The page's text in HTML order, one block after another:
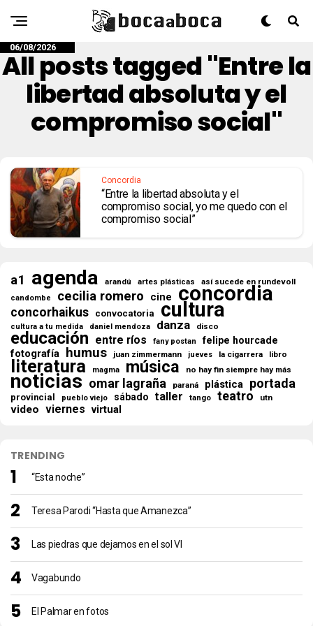
06/08/2026
All posts tagged "Entre la
libertad absoluta y el
compromiso social"
Concordia
“Entre la libertad absoluta y el
compromiso social, yo me quedo con el
compromiso social”
a1 agenda arandú artes plásticas así sucede en rundevoll
candombe cecilia romero cine concordia
concorhaikus convocatoria cultura
cultura a tu medida daniel mendoza danza disco
educación entre ríos fany postan felipe hourcade
fotografía humus juan zimmermann jueves la cigarrera libro
literatura magma música no hay fin siempre hay más
noticias omar lagraña paraná plástica portada
provincial pueblo viejo sábado taller tango teatro utn
video viernes virtual
TRENDING
“Esta noche”
Teresa Parodi “Hasta que Amanezca”
Las piedras que dejamos en el sol VI
Vagabundo
El Palmar en fotos